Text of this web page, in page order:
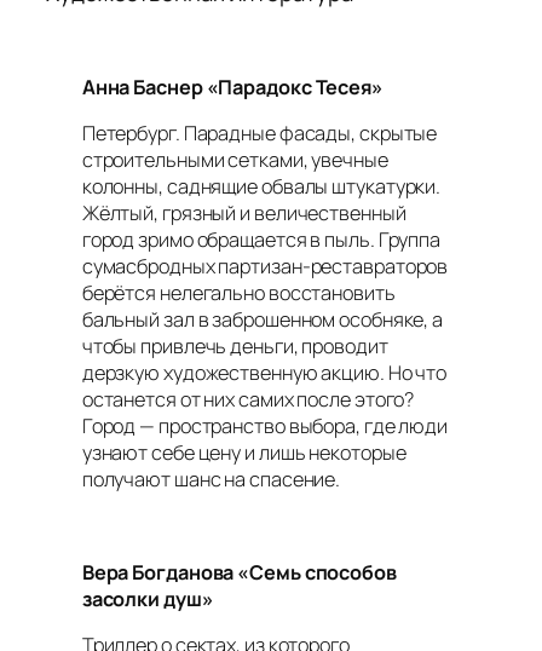
Анна Баснер «Парадокс Тесея»
Петербург. Парадные фасады, скрытые
строительными сетками, увечные
колонны, саднящие обвалы штукатурки.
Жёлтый, грязный и величественный
город зримо обращается в пыль. Группа
сумасбродных партизан-реставраторов
берётся нелегально восстановить
бальный зал в заброшенном особняке, а
чтобы привлечь деньги, проводит
дерзкую художественную акцию. Но что
останется от них самих после этого?
Город — пространство выбора, где люди
узнают себе цену и лишь некоторые
получают шанс на спасение.
Вера Богданова «Семь способов
засолки душ»
Триллер о сектах, из которого